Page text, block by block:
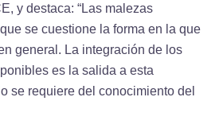
y destaca: “Las malezas
se cuestione la forma en la que
general. La integración de los
es la salida a esta
se requiere del conocimiento del